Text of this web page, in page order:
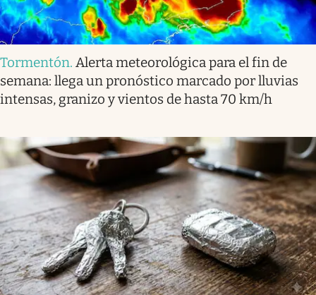
Tormentón. Alerta meteorológica para el fin de
semana: llega un pronóstico marcado por lluvias
intensas, granizo y vientos de hasta 70 km/h